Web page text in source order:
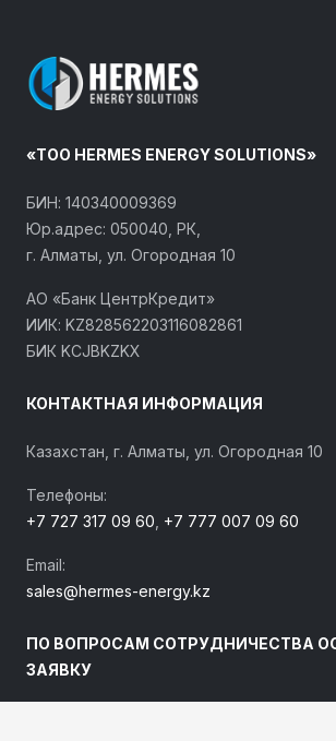
«ТОО HERMES ENERGY SOLUTIONS»
БИН: 140340009369
Юр.адрес: 050040, РК,
г. Алматы, ул. Огородная 10
АО «Банк ЦентрКредит»
ИИК: KZ828562203116082861
БИК KCJBKZKX
КОНТАКТНАЯ ИНФОРМАЦИЯ
Казахстан, г. Алматы, ул. Огородная 10
Телефоны:
+7 727 317 09 60, +7 777 007 09 60
Email:
sales@hermes-energy.kz
ПО ВОПРОСАМ СОТРУДНИЧЕСТВА
ЗАЯВКУ